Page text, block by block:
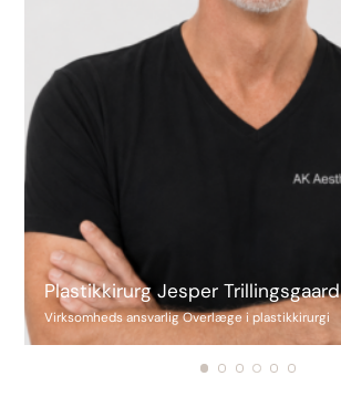
Plastikkirurg Jesper Trillingsgaard
Virksomheds ansvarlig Overlæge i plastikkirurgi